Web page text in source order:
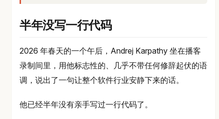
半年没写一行代码
2026 年春天的一个午后，Andrej Karpathy 坐在播客
录制间里，用他标志性的、几乎不带任何修辞起伏的语
调，说出了一句让整个软件行业安静下来的话。
他已经半年没有亲手写过一行代码了。